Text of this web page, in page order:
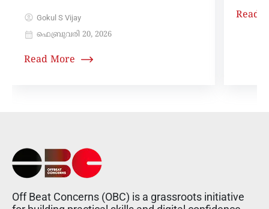
Gokul S Vijay
ഫെബ്രുവരി 20, 2026
Read More
Read
Off Beat Concerns (OBC) is a grassroots initiative